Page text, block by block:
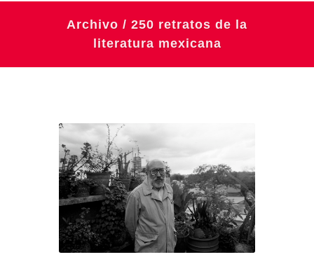
Archivo / 250 retratos de la
literatura mexicana